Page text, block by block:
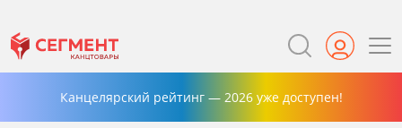
Канцелярский рейтинг — 2026 уже доступен!